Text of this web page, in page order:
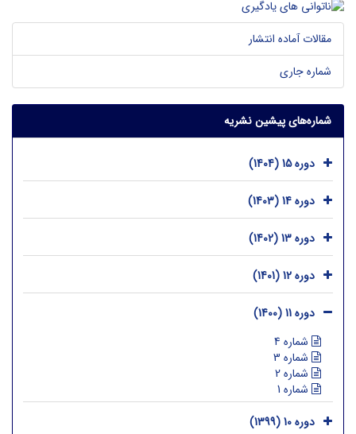
مقالات آماده انتشار
شماره جاری
شماره‌های پیشین نشریه
دوره 15 (1404)
دوره 14 (1403)
دوره 13 (1402)
دوره 12 (1401)
دوره 11 (1400)
شماره 4
شماره 3
شماره 2
شماره 1
دوره 10 (1399)